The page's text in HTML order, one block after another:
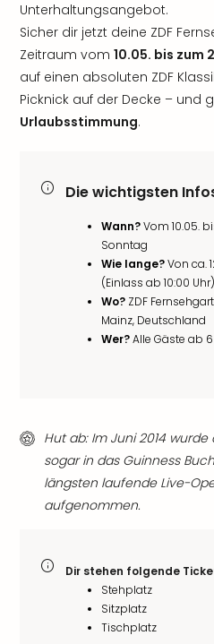
Unterhaltungsangebot.
Sicher dir jetzt deine ZDF
Zeitraum vom 10.05. bis zum
auf einen absoluten ZDF
Picknick auf der Decke – und
Urlaubsstimmung.
Die wichtigsten
Wann?Vom 10.05.
Sonntag
Wie lange?Von ca.
(Einlass ab 10:00 Uhr)
Wo? ZDF
Mainz, Deutschland
Wer?Alle Gäste ab
Hut ab: Im Juni 2014
sogar in das Guinness
längsten laufende Live-
aufgenommen.
Dir stehen folgende
Stehplatz
Sitzplatz
Tischplatz